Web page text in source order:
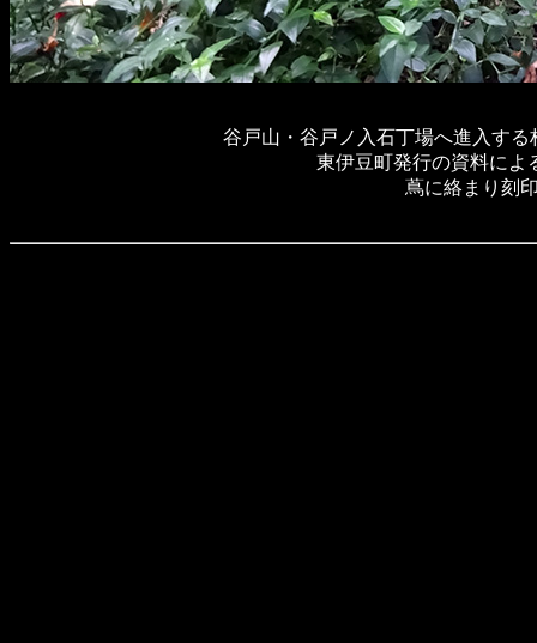
谷戸山・谷戸ノ入石丁場へ進入す
東伊豆町発行の資料によ
蔦に絡まり刻